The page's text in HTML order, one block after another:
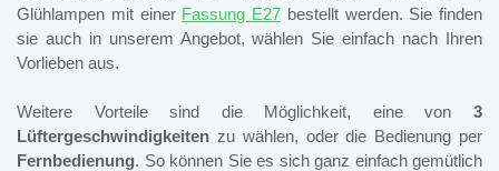
Glühlampen mit einer Fassung E27 bestellt werden. Sie finden
sie auch in unserem Angebot, wählen Sie einfach nach Ihren
Vorlieben aus.
Weitere Vorteile sind die Möglichkeit, eine von 3
Lüftergeschwindigkeiten zu wählen, oder die Bedienung per
Fernbedienung. So können Sie es sich ganz einfach gemütlich